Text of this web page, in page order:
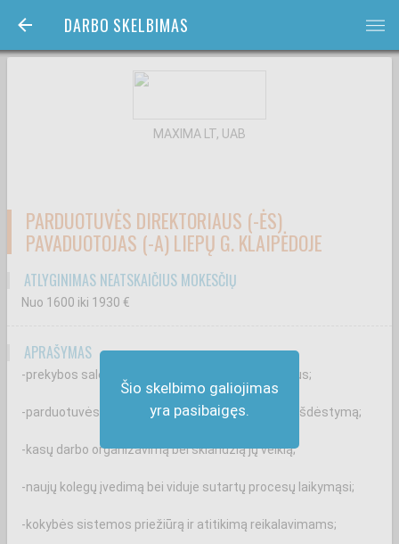
DARBO SKELBIMAS bars
Šio skelbimo galiojimas
yra pasibaigęs.
MAXIMA LT, UAB
PARDUOTUVĖS DIREKTORIAUS (-ĖS)
PAVADUOTOJAS (-A) LIEPŲ G. KLAIPĖDOJE
ATLYGINIMAS NEATSKAIČIUS MOKESČIŲ
Nuo 1600 iki 1930 €
APRAŠYMAS
-prekybos salėje vykstančius kasdienius procesus;
-parduotuvės salės priežiūrą bei tinkamą prekių išdėstymą;
-kasų darbo organizavimą bei sklandžią jų veiklą;
-naujų kolegų įvedimą bei viduje sutartų procesų laikymąsi;
-kokybės sistemos priežiūrą ir atitikimą reikalavimams;